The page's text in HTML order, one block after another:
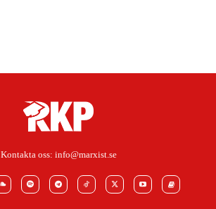
Kontakta oss: info@marxist.se